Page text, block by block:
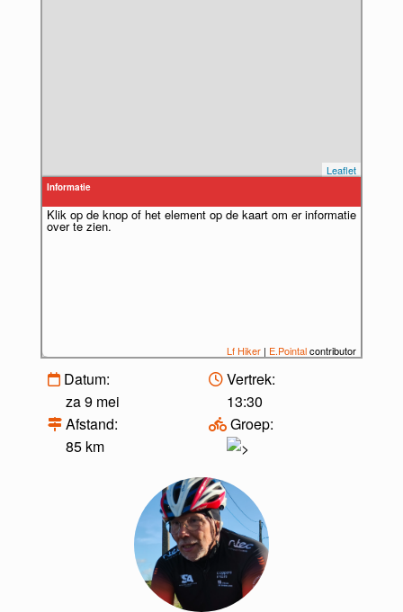
Leaflet
Informatie
Klik op de knop of het element op de kaart om er informatie
over te zien.
Lf Hiker | E.Pointalcontributor
Datum:
za 9 mei
Vertrek:
13:30
Afstand:
85 km
Groep: